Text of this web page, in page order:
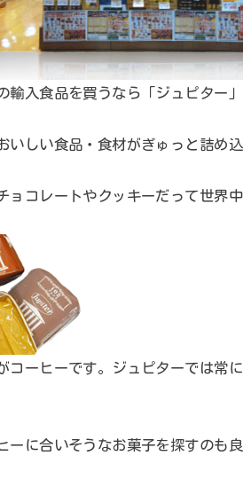
輸入食品を買うなら「ジュピター」
いしい食品・食材がぎゅっと詰め込
ョコレートやクッキーだって世界
コーヒーです。ジュピターでは常
ーに合いそうなお菓子を探すのも良